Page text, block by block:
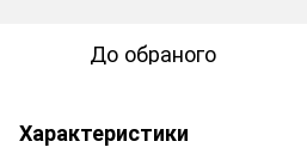
До обраного
Характеристики